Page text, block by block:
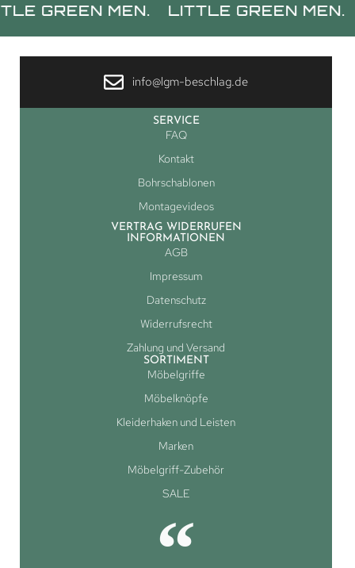
MEN. LITTLE GREEN MEN.
info@lgm-beschlag.de
SERVICE
FAQ
Kontakt
Bohrschablonen
Montagevideos
VERTRAG WIDERRUFEN
INFORMATIONEN
AGB
Impressum
Datenschutz
Widerrufsrecht
Zahlung und Versand
SORTIMENT
Möbelgriffe
Möbelknöpfe
Kleiderhaken und Leisten
Marken
Möbelgriff-Zubehör
SALE